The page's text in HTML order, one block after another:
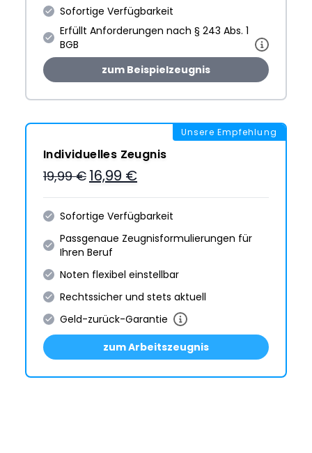
Sofortige Verfügbarkeit
Erfüllt Anforderungen nach § 243 Abs. 1
BGB
zum Beispielzeugnis
Unsere Empfehlung
Individuelles Zeugnis
19,99 € 16,99 €
Sofortige Verfügbarkeit
Passgenaue Zeugnis­formulie­rungen für
Ihren Beruf
Noten flexibel einstellbar
Rechtssicher und stets aktuell
Geld-zurück-Garantie
zum Arbeitszeugnis